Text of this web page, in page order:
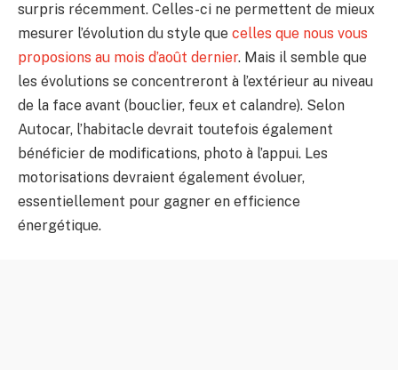
surpris récemment. Celles-ci ne permettent de mieux
mesurer l’évolution du style que celles que nous vous
proposions au mois d’août dernier. Mais il semble que
les évolutions se concentreront à l’extérieur au niveau
de la face avant (bouclier, feux et calandre). Selon
Autocar, l’habitacle devrait toutefois également
bénéficier de modifications, photo à l’appui. Les
motorisations devraient également évoluer,
essentiellement pour gagner en efficience
énergétique.